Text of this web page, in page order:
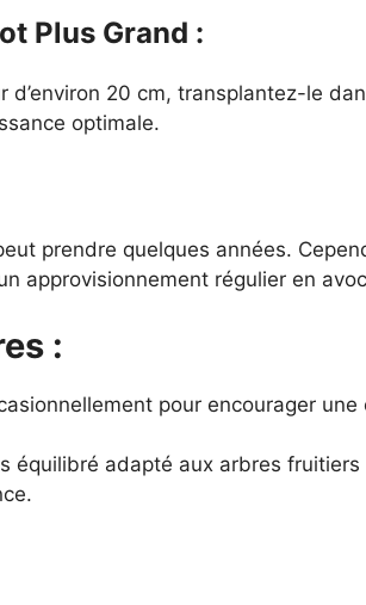
Plus Grand :
20 cm, transplantez-le
optimale.
prendre quelques années.
approvisionnement régulier en
:
pour encourager une
équilibré adapté aux arbres